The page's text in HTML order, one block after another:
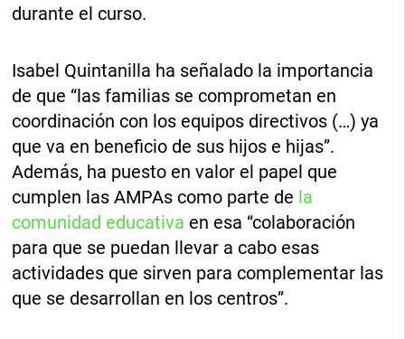
durante el curso.
Isabel Quintanilla ha señalado la importancia
de que “las familias se comprometan en
coordinación con los equipos directivos (…) ya
que va en beneficio de sus hijos e hijas”.
Además, ha puesto en valor el papel que
cumplen las AMPAs como parte de la
comunidad educativa en esa “colaboración
para que se puedan llevar a cabo esas
actividades que sirven para complementar las
que se desarrollan en los centros”.